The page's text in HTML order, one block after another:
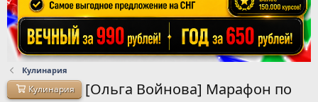
Кулинария
Кулинария
[Ольга Войнова] Марафон по